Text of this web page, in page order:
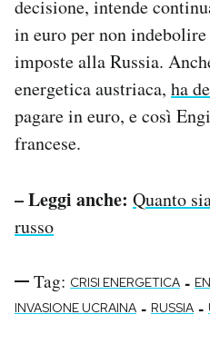
decisione, intende
in euro per non
imposte alla Russia.
energetica austriaca, ha
pagare in euro, e così
francese.
– Leggi anche: Quanto
russo
Tag: CRISI ENERGETICA -
INVASIONE UCRAINA - RUSSIA -